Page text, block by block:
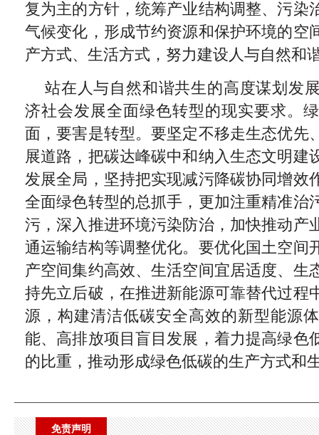
复为主的方针，统筹产业结构调整、污染
气候变化，形成节约资源和保护环境的空
产方式、生活方式，努力建设人与自然和
站在人与自然和谐共生的高度谋划发
济社会发展全面绿色转型的现实要求。
面，要害是转型。要坚定不移走生态优先
展道路，把碳达峰碳中和纳入生态文明建
发展全局，坚持把实现减污降碳协同增效
全面绿色转型的总抓手，更加注重精准治
污，深入推进环境污染防治，加快推动产
通运输结构等调整优化。要优化国土空间
产空间集约高效、生活空间宜居适度、生
持先立后破，在推进新能源可靠替代过程
源，构建清洁低碳安全高效的新型能源
能、高排放项目盲目发展，着力提高绿色
的比重，推动形成绿色低碳的生产方式和
免责声明